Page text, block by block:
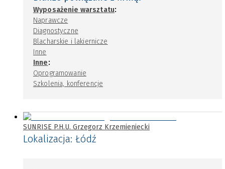
Wyposażenie warsztatu:
Naprawcze
Diagnostyczne
Blacharskie i lakiernicze
Inne
Inne:
Oprogramowanie
Szkolenia, konferencje
SUNRISE P.H.U. Grzegorz Krzemieniecki
Lokalizacja: Łódź